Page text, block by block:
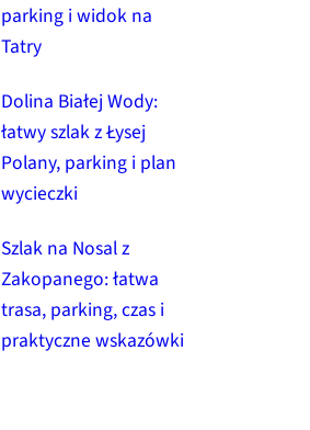
parking i widok na
Tatry
Dolina Białej Wody:
łatwy szlak z Łysej
Polany, parking i plan
wycieczki
Szlak na Nosal z
Zakopanego: łatwa
trasa, parking, czas i
praktyczne wskazówki